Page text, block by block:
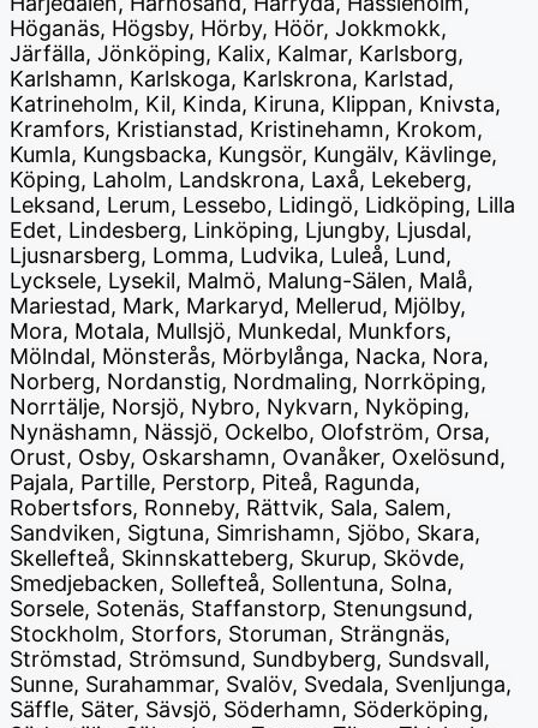
Höganäs, Högsby, Hörby, Höör, Jokkmokk,
Järfälla, Jönköping, Kalix, Kalmar, Karlsborg,
Karlshamn, Karlskoga, Karlskrona, Karlstad,
Katrineholm, Kil, Kinda, Kiruna, Klippan, Knivsta,
Kramfors, Kristianstad, Kristinehamn, Krokom,
Kumla, Kungsbacka, Kungsör, Kungälv, Kävlinge,
Köping, Laholm, Landskrona, Laxå, Lekeberg,
Leksand, Lerum, Lessebo, Lidingö, Lidköping, Lilla
Edet, Lindesberg, Linköping, Ljungby, Ljusdal,
Ljusnarsberg, Lomma, Ludvika, Luleå, Lund,
Lycksele, Lysekil, Malmö, Malung-Sälen, Malå,
Mariestad, Mark, Markaryd, Mellerud, Mjölby,
Mora, Motala, Mullsjö, Munkedal, Munkfors,
Mölndal, Mönsterås, Mörbylånga, Nacka, Nora,
Norberg, Nordanstig, Nordmaling, Norrköping,
Norrtälje, Norsjö, Nybro, Nykvarn, Nyköping,
Nynäshamn, Nässjö, Ockelbo, Olofström, Orsa,
Orust, Osby, Oskarshamn, Ovanåker, Oxelösund,
Pajala, Partille, Perstorp, Piteå, Ragunda,
Robertsfors, Ronneby, Rättvik, Sala, Salem,
Sandviken, Sigtuna, Simrishamn, Sjöbo, Skara,
Skellefteå, Skinnskatteberg, Skurup, Skövde,
Smedjebacken, Sollefteå, Sollentuna, Solna,
Sorsele, Sotenäs, Staffanstorp, Stenungsund,
Stockholm, Storfors, Storuman, Strängnäs,
Strömstad, Strömsund, Sundbyberg, Sundsvall,
Sunne, Surahammar, Svalöv, Svedala, Svenljunga,
Säffle, Säter, Sävsjö, Söderhamn, Söderköping,